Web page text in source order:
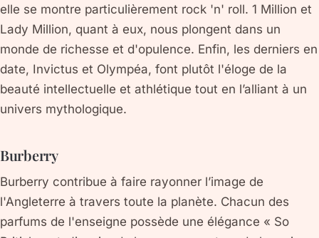
elle se montre particulièrement rock 'n' roll. 1 Million et
Lady Million, quant à eux, nous plongent dans un
monde de richesse et d'opulence. Enfin, les derniers en
date, Invictus et Olympéa, font plutôt l'éloge de la
beauté intellectuelle et athlétique tout en l’alliant à un
univers mythologique.
Burberry
Burberry contribue à faire rayonner l’image de
l'Angleterre à travers toute la planète. Chacun des
parfums de l'enseigne possède une élégance « So